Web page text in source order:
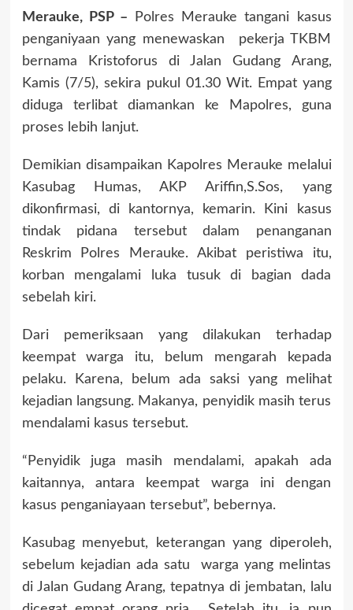
Merauke, PSP – Polres Merauke tangani kasus
penganiyaan yang menewaskan pekerja TKBM
bernama Kristoforus di Jalan Gudang Arang,
Kamis (7/5), sekira pukul 01.30 Wit. Empat yang
diduga terlibat diamankan ke Mapolres, guna
proses lebih lanjut.
Demikian disampaikan Kapolres Merauke melalui
Kasubag Humas, AKP Ariffin,S.Sos, yang
dikonfirmasi, di kantornya, kemarin. Kini kasus
tindak pidana tersebut dalam penanganan
Reskrim Polres Merauke. Akibat peristiwa itu,
korban mengalami luka tusuk di bagian dada
sebelah kiri.
Dari pemeriksaan yang dilakukan terhadap
keempat warga itu, belum mengarah kepada
pelaku. Karena, belum ada saksi yang melihat
kejadian langsung. Makanya, penyidik masih terus
mendalami kasus tersebut.
“Penyidik juga masih mendalami, apakah ada
kaitannya, antara keempat warga ini dengan
kasus penganiayaan tersebut”, bebernya.
Kasubag menyebut, keterangan yang diperoleh,
sebelum kejadian ada satu warga yang melintas
di Jalan Gudang Arang, tepatnya di jembatan, lalu